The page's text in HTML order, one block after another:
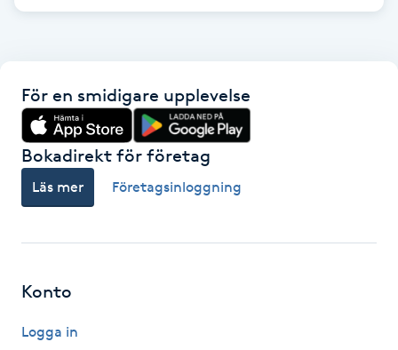
Frekvensterapi
Friskvårdsmassage
Frisör
Funktionsanalys
Föning
G
För en smidigare upplevelse
Bokadirekt för företag
Läs mer Företagsinloggning
Konto
Logga in